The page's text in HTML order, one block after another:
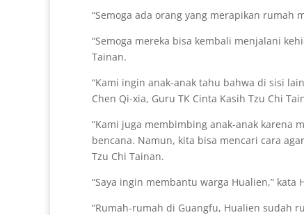
“Semoga ada orang yang merapikan rumah
“Semoga mereka bisa kembali menjalani
Tainan.
“Kami ingin anak-anak tahu bahwa di sisi
Chen Qi-xia, Guru TK Cinta Kasih Tzu Chi
“Kami juga membimbing anak-anak karena
bencana. Namun, kita bisa mencari cara
Tzu Chi Tainan.
“Saya ingin membantu warga Hualien,” kata
“Rumah-rumah di Guangfu, Hualien sudah